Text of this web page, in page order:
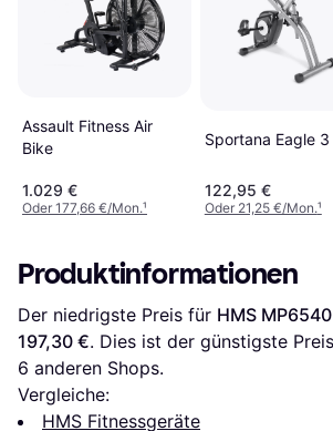
Assault Fitness Air
Bike
1.029 €
Oder 177,66 €/Mon.¹
Sportana Eagle 3
122,95 €
Oder 21,25 €/Mon.¹
Produktinformationen
Der niedrigste Preis für HMS MP6540
197,30 €
6 anderen Shops.
Vergleiche:
HMS Fitnessgeräte